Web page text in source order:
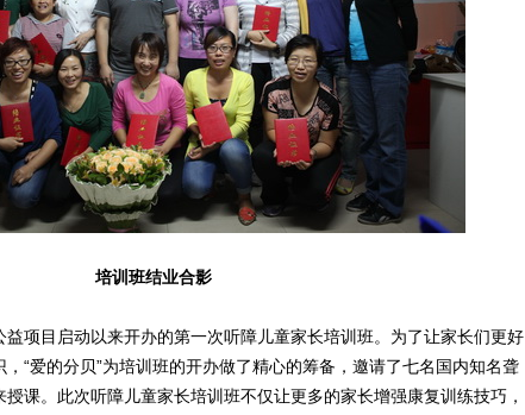
培训班结业合影
项目启动以来开办的第一次听障儿童家长培训班。为了让家长们更好
“爱的分贝”为培训班的开办做了精心的筹备，邀请了七名国内知名聋
课。此次听障儿童家长培训班不仅让更多的家长增强康复训练技巧，